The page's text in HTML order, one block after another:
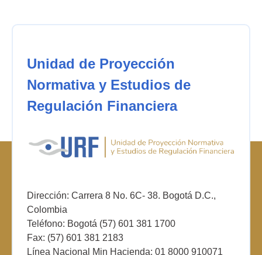
Unidad de Proyección
Normativa y Estudios de
Regulación Financiera
Dirección: Carrera 8 No. 6C- 38. Bogotá D.C.,
Colombia
Teléfono: Bogotá (57) 601 381 1700
Fax: (57) 601 381 2183
Línea Nacional Min Hacienda: 01 8000 910071